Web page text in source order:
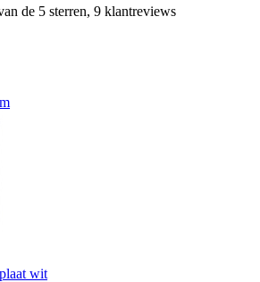
de 5 sterren, 9 klantreviews
wit